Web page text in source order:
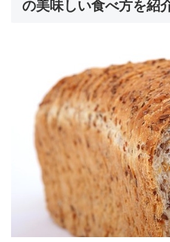
の美味しい食べ方を紹